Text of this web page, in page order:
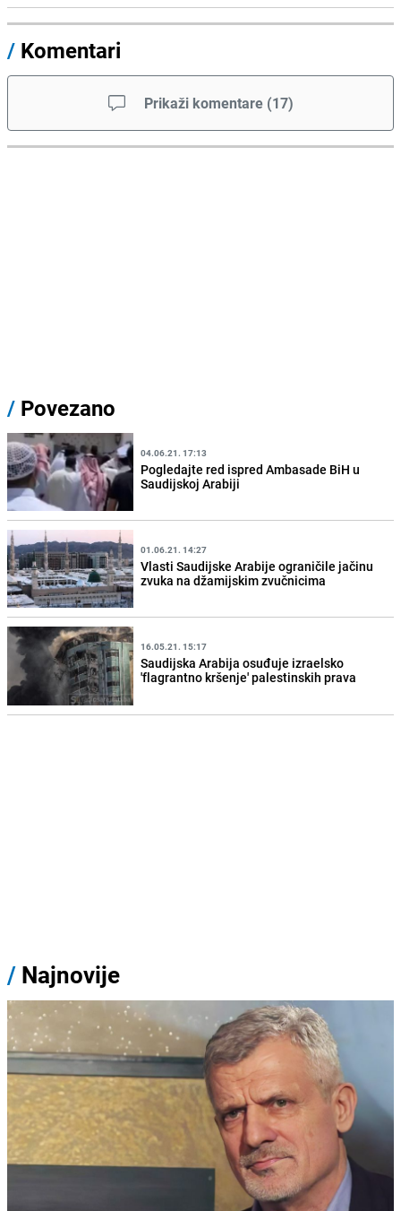
/ Komentari
Prikaži komentare (17)
/ Povezano
04.06.21. 17:13
Pogledajte red ispred Ambasade BiH u
Saudijskoj Arabiji
01.06.21. 14:27
Vlasti Saudijske Arabije ograničile jačinu
zvuka na džamijskim zvučnicima
16.05.21. 15:17
Saudijska Arabija osuđuje izraelsko
'flagrantno kršenje' palestinskih prava
/ Najnovije